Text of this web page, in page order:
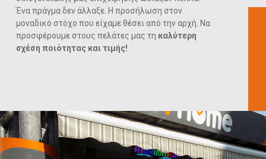
Ένα πράγμα δεν άλλαξε. Η προσήλωση στον
μοναδικό στόχο που είχαμε θέσει από την αρχή. Να
προσφέρουμε στους πελάτες μας τη καλύτερη
σχέση ποιότητας και τιμής!